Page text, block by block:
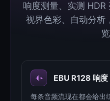
响度测量、实测 HDR
视界色彩、自动分析
览
EBU R128 响度
每条音频流现在都会给出